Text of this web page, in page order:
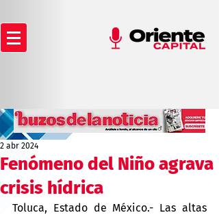
Fenómeno del Niño agrava
crisis hídrica
2 abr 2024
Toluca, Estado de México.- Las altas